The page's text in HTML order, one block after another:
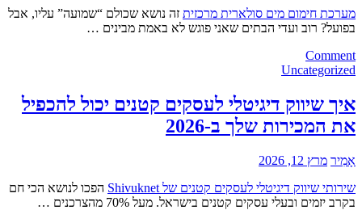
מערכת חימום מים סולארית מרכזית זה נושא שכולם “שמועה” עליו, אבל
בפועל? רוב ועדי הבתים שאני פוגש לא באמת מבינים …
Comment
on
מערכת
מים
סולארית
מרכזית
מה
שוועד
הבית
באמת
Uncategorized
איך שיווק דיגיטלי לעסקים קטנים יכול להכפיל
את המכירות שלך ב-2026
אָמִיר מרץ 12, 2026
שירותי שיווק דיגיטלי לעסקים קטנים של Shivuknet
הפכו לנושא הכי חם
בקרב יזמים ובעלי עסקים קטנים בישראל. מעל 70% מהצרכנים …